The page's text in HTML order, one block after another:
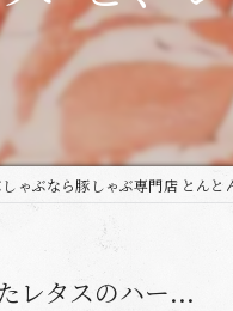
ゃぶなら豚しゃぶ専門店 とんと
レタスのハー...